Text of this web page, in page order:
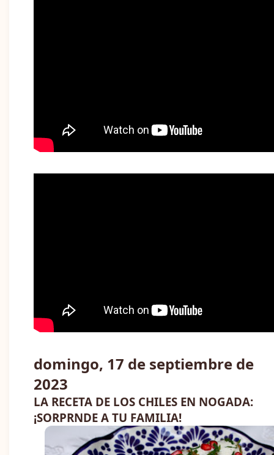
domingo, 17 de septiembre de
2023
LA RECETA DE LOS CHILES EN NOGADA:
¡SORPRNDE A TU FAMILIA!